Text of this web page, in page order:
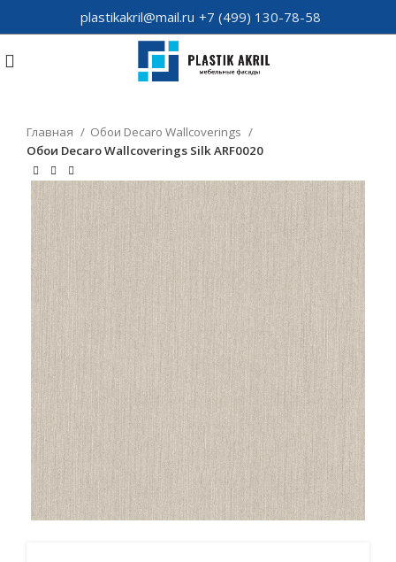
plastikakril@mail.ru +7 (499) 130-78-58
Главная
Обои Decaro Wallcoverings
Обои Decaro Wallcoverings Silk ARF0020